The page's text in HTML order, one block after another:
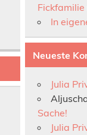
In
Neueste
Julia
Sache!
Julia